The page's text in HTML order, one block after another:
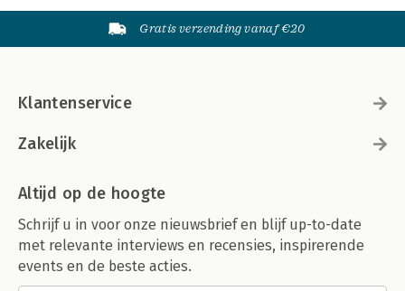
Gratis verzending vanaf €20
Klantenservice
Zakelijk
Altijd op de hoogte
Schrijf u in voor onze nieuwsbrief en blijf up-to-date
met relevante interviews en recensies, inspirerende
events en de beste acties.